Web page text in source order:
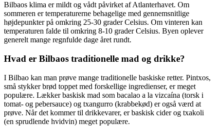
Bilbaos klima er mildt og vådt påvirket af Atlanterhavet. Om
sommeren er temperaturerne behagelige med gennemsnitlige
højdepunkter på omkring 25-30 grader Celsius. Om vinteren kan
temperaturen falde til omkring 8-10 grader Celsius. Byen oplever
generelt mange regnfulde dage året rundt.
Hvad er Bilbaos traditionelle mad og drikke?
I Bilbao kan man prøve mange traditionelle baskiske retter. Pintxos,
små stykker brød toppet med forskellige ingredienser, er meget
populære. Lækker baskisk mad som bacalao a la vizcaína (torsk i
tomat- og pebersauce) og txangurro (krabbekød) er også værd at
prøve. Når det kommer til drikkevarer, er baskisk cider og txakoli
(en sprudlende hvidvin) meget populære.